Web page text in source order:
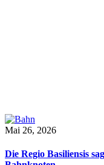
Mai 26, 2026
Die Regio Basiliensis